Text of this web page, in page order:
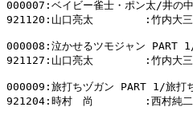
000007:ベイビー雀士・ポン太/井の
921120:山口亮太        :竹内
000008:泣かせるツモジャン PART
921127:山口亮太        :竹内大
000009:旅打ちヅガン PART 1/旅打
921204:時村　尚        :西村純